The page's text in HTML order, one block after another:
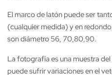
El marco de latón puede ser
(cualquier medida) y en
son diámetro 56, 70,80,90.
La fotografía es una muestra
puede sufrir variaciones en el